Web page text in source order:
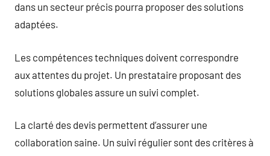
dans un secteur précis pourra proposer des solutions
adaptées.
Les compétences techniques doivent correspondre
aux attentes du projet. Un prestataire proposant des
solutions globales assure un suivi complet.
La clarté des devis permettent d’assurer une
collaboration saine. Un suivi régulier sont des critères à